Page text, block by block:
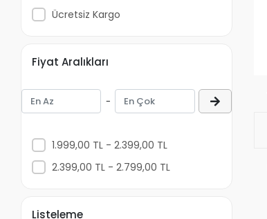
Ücretsiz Kargo
Fiyat Aralıkları
-
1.999,00 TL - 2.399,00 TL
2.399,00 TL - 2.799,00 TL
Listeleme